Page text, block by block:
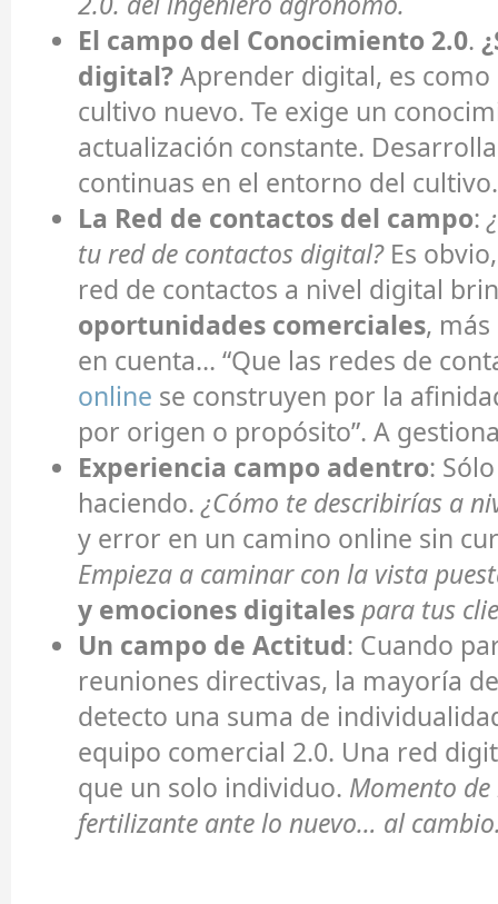
El campo del Conocimiento 2.0.
digital?Aprender digital, es
cultivo nuevo. Te exige un
actualización constante.
continuas en el entorno del cultivo.
La Red de contactos del campo:
tu red de contactos digital?Es
red de contactos a nivel digital
oportunidades comerciales,
en cuenta… “Que las redes de
online se construyen por la
por origen o propósito”. A
Experiencia campo adentro:
haciendo. ¿Cómo te describirías a
y error en un camino online sin
Empieza a caminar con la vista
y emociones digitalespara tus
Un campo de Actitud: Cuando
reuniones directivas, la mayoría
detecto una suma de
equipo comercial 2.0. Una red
que un solo individuo. Momento
fertilizante ante lo nuevo… al